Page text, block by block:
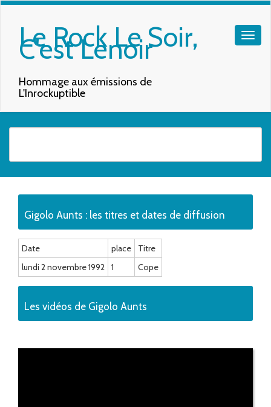
Le Rock Le Soir,
C'est Lenoir
Hommage aux émissions de
L'Inrockuptible
Gigolo Aunts : les titres et dates de diffusion
Date place
Titre
lundi 2 novembre 1992
1 Cope
Les vidéos de Gigolo Aunts